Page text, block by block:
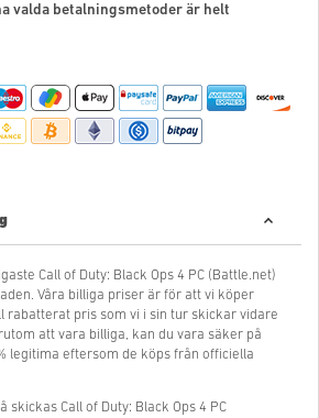
valda betalningsmetoder är helt
Call of Duty: Black Ops 4 PC (Battle.net)
Våra billiga priser är för att vi köper
rabatterat pris som vi i sin tur skickar vidare
att vara billiga, kan du vara säker på
legitima eftersom de köps från officiella
skickas Call of Duty: Black Ops 4 PC